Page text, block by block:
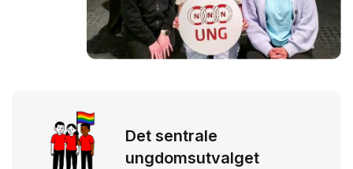
Det sentrale
ungdomsutvalget